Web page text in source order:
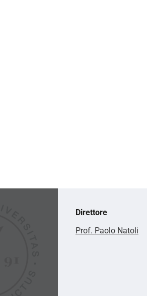
Direttore
Prof. Paolo Natoli